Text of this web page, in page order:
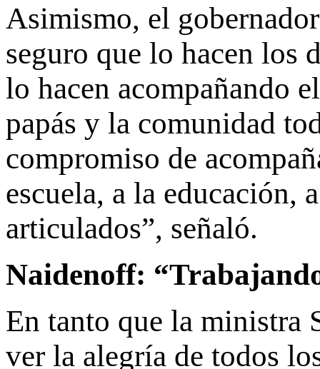
Asimismo, el
seguro que lo hacen los
lo hacen acompañando
papás y la comunidad
compromiso de
escuela, a la educación,
articulados”, señaló.
Naidenoff:
En tanto que la ministra
ver la alegría de todos